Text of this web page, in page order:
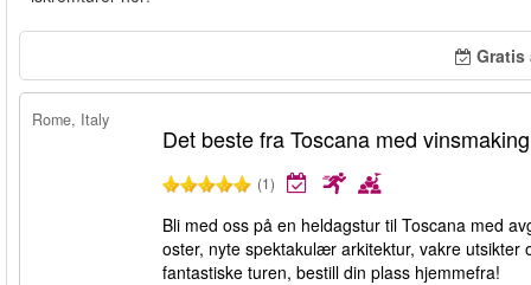
Rome, Italy
Det beste fra Toscana med vinsmaking
(1)
Bli med oss på en heldagstur til Toscana med
oster, nyte spektakulær arkitektur, vakre utsikter
fantastiske turen, bestill din plass hjemmefra!